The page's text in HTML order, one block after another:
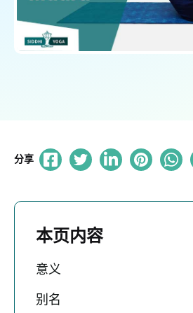
分享
本页内容
意义
别名